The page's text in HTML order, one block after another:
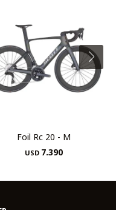
Foil Rc 20 - M
USD 7.390